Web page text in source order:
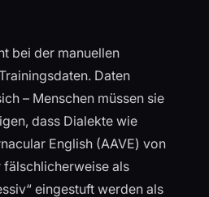
bei der manuellen
Daten
– Menschen müssen sie
dass Dialekte wie
English (AAVE) von
als
eingestuft werden als